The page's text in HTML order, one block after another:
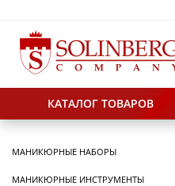
КАТАЛОГ ТОВАРОВ
МАНИКЮРНЫЕ НАБОРЫ
МАНИКЮРНЫЕ ИНСТРУМЕНТЫ